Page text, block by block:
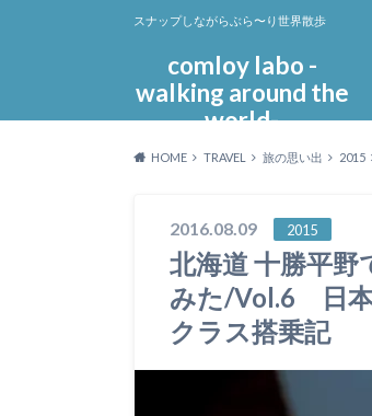
comloy labo -
walking around the
world-
スナップしながらぶら〜り世界散歩
HOME TRAVEL 旅の思い出 2015
2016.08.09 2015
北海道 十勝平野
みた/Vol.6 日
クラス搭乗記